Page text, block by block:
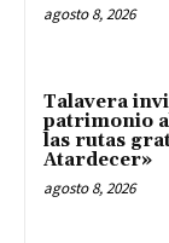
agosto 8, 2026
Talavera
patrimonio
las rutas
Atardecer»
agosto 8, 2026